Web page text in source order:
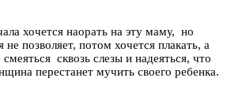
хочется наорать на эту маму, но
не позволяет, потом хочется плакать, а
сквозь слезы и надеяться, что
перестанет мучить своего ребенка.